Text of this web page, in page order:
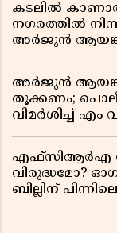
കടലിൽ
നഗരത്തിൽ
അർജുൻ
അർജുൻ
തൂക്കണം;
വിമർശിച്ച് എം
എഫ്സിആർഎ
വിരുദ്ധമോ?
ബില്ലിന്